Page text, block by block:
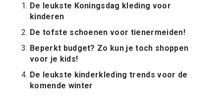
De leukste Koningsdag kleding voor
kinderen
De tofste schoenen voor tienermeiden!
Beperkt budget? Zo kun je toch shoppen
voor je kids!
De leukste kinderkleding trends voor de
komende winter